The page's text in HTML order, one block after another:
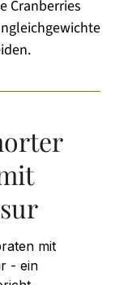
Cranberries
mit
- ein